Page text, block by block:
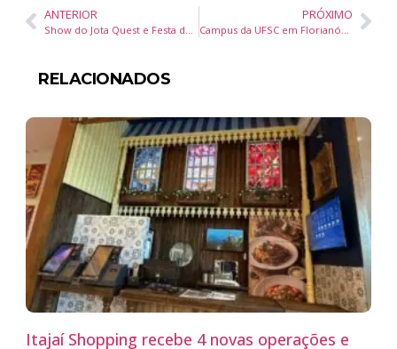
ANTERIOR PRÓXIMO
RELACIONADOS
Itajaí Shopping recebe 4 novas operações e